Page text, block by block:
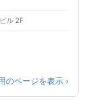
ル 2F
のページを表示 ›